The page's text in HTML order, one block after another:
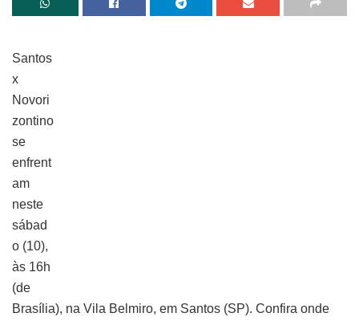
Santos
x
Novori
zontino
se
enfrent
am
neste
sábad
o (10),
às 16h
(de
Brasília), na Vila Belmiro, em Santos (SP). Confira onde